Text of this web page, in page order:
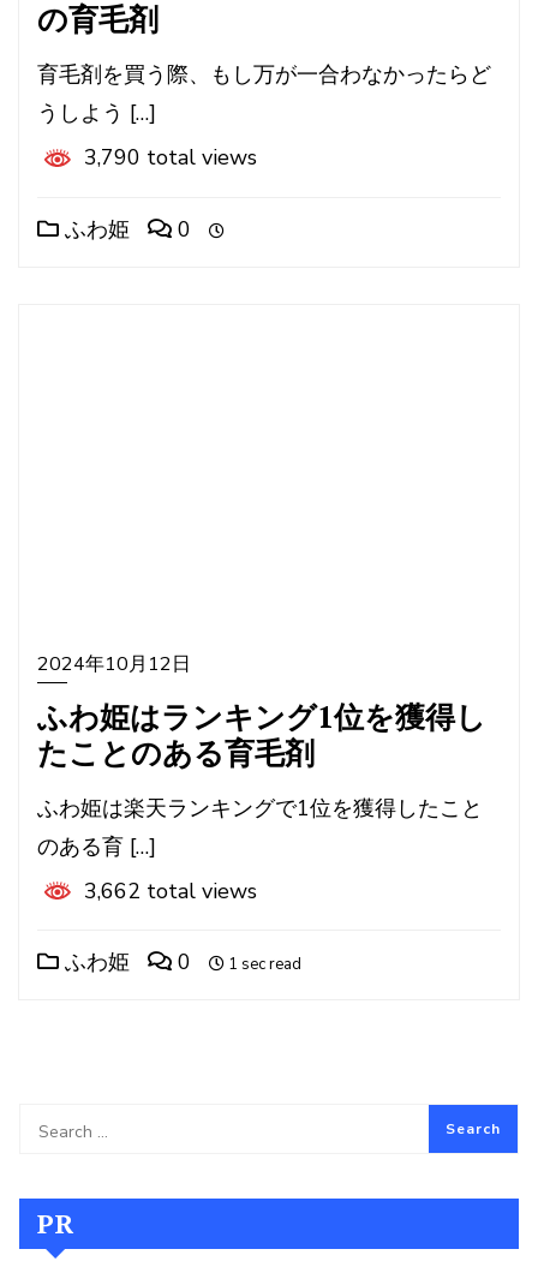
の育毛剤
育毛剤を買う際、もし万が一合わなかったらど
うしよう […]
3,790 total views
ふわ姫 0
2024年10月12日
ふわ姫はランキング1位を獲得し
たことのある育毛剤
ふわ姫は楽天ランキングで1位を獲得したこと
のある育 […]
3,662 total views
ふわ姫 0 1 sec read
PR